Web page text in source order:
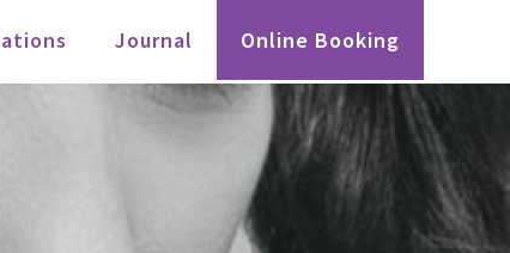
Journal Online Booking